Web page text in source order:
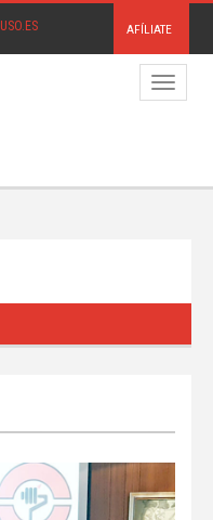
USO.ES AFÍLIATE
Menú